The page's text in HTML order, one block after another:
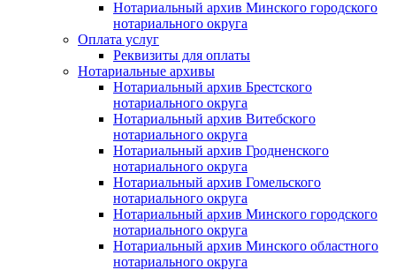
Нотариальный архив Минского городского
нотариального округа
Оплата услуг
Реквизиты для оплаты
Нотариальные архивы
Нотариальный архив Брестского
нотариального округа
Нотариальный архив Витебского
нотариального округа
Нотариальный архив Гродненского
нотариального округа
Нотариальный архив Гомельского
нотариального округа
Нотариальный архив Минского городского
нотариального округа
Нотариальный архив Минского областного
нотариального округа